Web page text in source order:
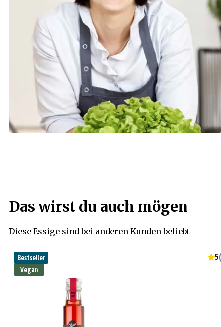
Das wirst du auch mögen
Diese Essige sind bei anderen Kunden beliebt
Bestseller
Vegan
5(